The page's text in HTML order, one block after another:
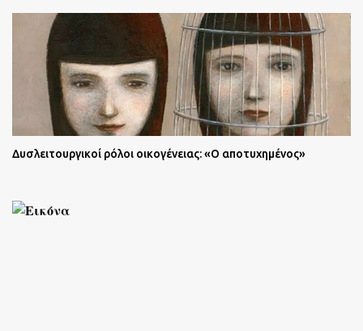
Δυσλειτουργικοί ρόλοι οικογένειας: «Ο αποτυχημένος»